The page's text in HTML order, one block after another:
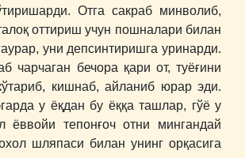
Отга сакраб минволиб,
оттириш учун пошналари билан
уни депсинтиришга уринарди.
чарчаган бечора қари от, туёғини
кишнаб, айланиб юрар эди.
у ёқдан бу ёққа ташлар, гўё у
ёввойи тепонғоч отни мингандай
шляпаси билан унинг орқасига